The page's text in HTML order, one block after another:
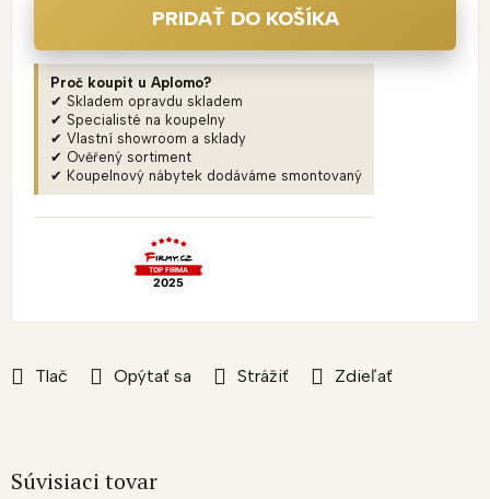
Tlač Opýtať sa Strážiť Zdieľať
PRIDAŤ DO KOŠÍKA
Proč koupit u Aplomo?
✔ Skladem opravdu skladem
✔ Specialisté na koupelny
✔ Vlastní showroom a sklady
✔ Ověřený sortiment
✔ Koupelnový nábytek dodáváme smontovaný
Súvisiaci tovar